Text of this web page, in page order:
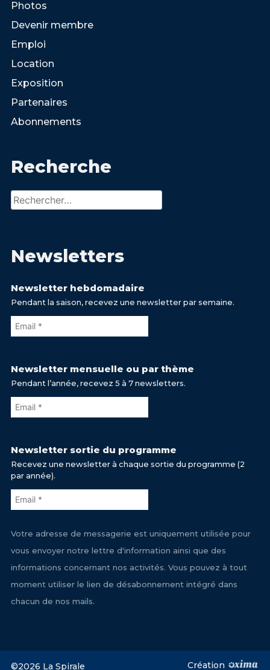
Photos
Devenir membre
Emploi
Location
Exposition
Partenaires
Abonnements
Recherche
Rechercher :
Newsletters
Newsletter hebdomadaire
Pendant la saison, recevez une newsletter par semaine.
Newsletter mensuelle ou par thème
Pendant l’année, recevez 5 à 7 newsletters.
Newsletter sortie du programme
Recevez une newsletter à chaque sortie du programme (2
par année).
Votre adresse de messagerie est uniquement utilisée pour
vous envoyer notre lettre d'information ainsi que des
informations concernant nos activités. Vous pouvez à tout
moment utiliser le lien de désabonnement intégré dans
chacun de nos mails.
©2026 La Spirale Création